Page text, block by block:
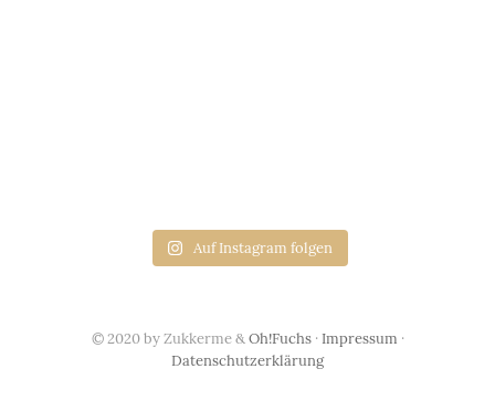
Auf Instagram folgen
© 2020 by Zukkerme &Oh!Fuchs· Impressum ·
Datenschutzerklärung